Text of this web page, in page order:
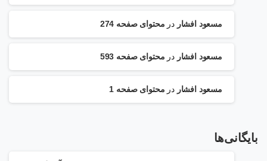
مسعود افشار در محتوای صفحه 274
مسعود افشار در محتوای صفحه 593
مسعود افشار در محتوای صفحه 1
بایگانی‌ها